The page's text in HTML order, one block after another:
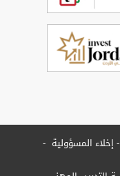
إخلاء المسؤولية